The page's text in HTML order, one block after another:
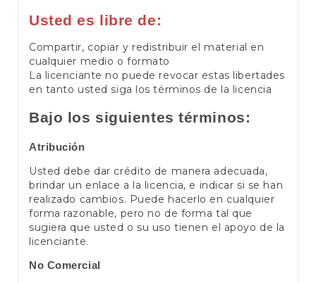
Usted es libre de:
Compartir, copiar y redistribuir el material en
cualquier medio o formato
La licenciante no puede revocar estas libertades
en tanto usted siga los términos de la licencia
Bajo los siguientes términos:
Atribución
Usted debe dar crédito de manera adecuada,
brindar un enlace a la licencia, e indicar si se han
realizado cambios. Puede hacerlo en cualquier
forma razonable, pero no de forma tal que
sugiera que usted o su uso tienen el apoyo de la
licenciante.
No Comercial